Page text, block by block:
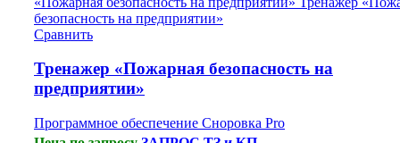
Сравнить
Тренажер «Пожарная безопасность на
предприятии»
Программное обеспечение Сноровка Pro